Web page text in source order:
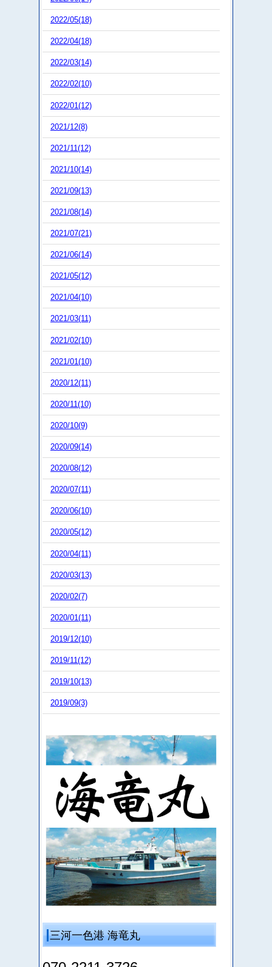
2022/05(18)
2022/04(18)
2022/03(14)
2022/02(10)
2022/01(12)
2021/12(8)
2021/11(12)
2021/10(14)
2021/09(13)
2021/08(14)
2021/07(21)
2021/06(14)
2021/05(12)
2021/04(10)
2021/03(11)
2021/02(10)
2021/01(10)
2020/12(11)
2020/11(10)
2020/10(9)
2020/09(14)
2020/08(12)
2020/07(11)
2020/06(10)
2020/05(12)
2020/04(11)
2020/03(13)
2020/02(7)
2020/01(11)
2019/12(10)
2019/11(12)
2019/10(13)
2019/09(3)
三河一色港 海竜丸